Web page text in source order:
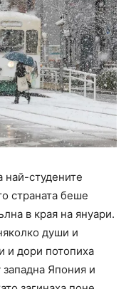
най-студените
страната беше
в края на януари.
души и
и дори потопиха
Япония и